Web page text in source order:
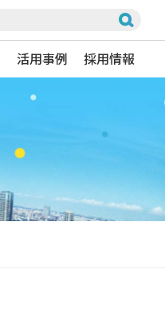
活用事例 採用情報